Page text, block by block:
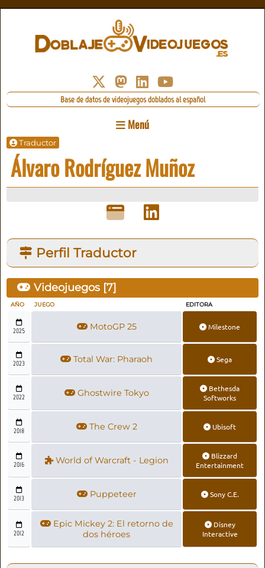
Base de datos de videojuegos doblados al español
Menú
Traductor
Álvaro Rodríguez Muñoz
Perfil Traductor
Videojuegos [7]
AÑO JUEGO EDITORA
2025 MotoGP 25 Milestone
2023 Total War: Pharaoh Sega
2022 Ghostwire Tokyo
Bethesda
Softworks
2018 The Crew 2 Ubisoft
2016 World of Warcraft - Legion
Blizzard
Entertainment
2013 Puppeteer Sony C.E.
2012
Epic Mickey 2: El retorno de
dos héroes
Disney
Interactive